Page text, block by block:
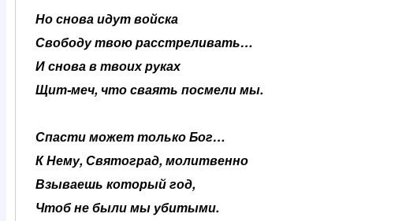
Но снова идут войска
Свободу твою расстреливать…
И снова в твоих руках
Щит-меч, что сваять посмели мы.
Спасти может только Бог…
К Нему, Святоград, молитвенно
Взываешь который год,
Чтоб не были мы убитыми.